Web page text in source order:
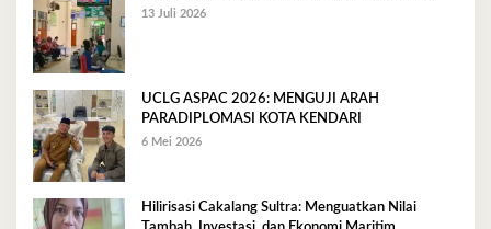
13 Juli 2026
UCLG ASPAC 2026: MENGUJI ARAH
PARADIPLOMASI KOTA KENDARI
6 Mei 2026
Hilirisasi Cakalang Sultra: Menguatkan Nilai